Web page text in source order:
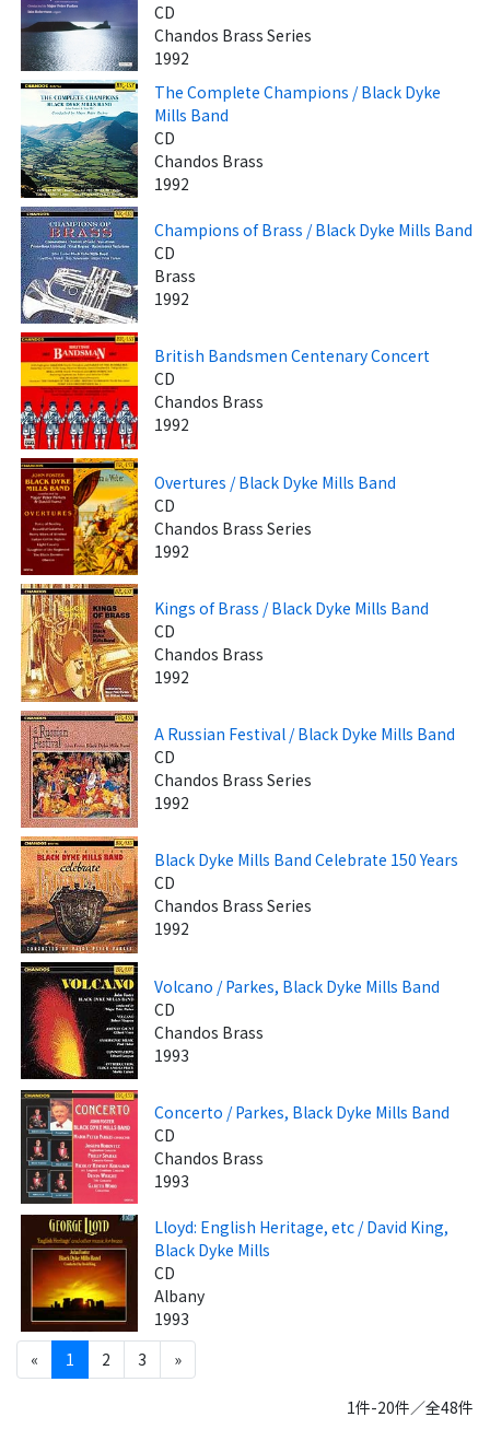
CD
Chandos Brass Series
1992
The Complete Champions / Black Dyke
Mills Band
CD
Chandos Brass
1992
Champions of Brass / Black Dyke Mills Band
CD
Brass
1992
British Bandsmen Centenary Concert
CD
Chandos Brass
1992
Overtures / Black Dyke Mills Band
CD
Chandos Brass Series
1992
Kings of Brass / Black Dyke Mills Band
CD
Chandos Brass
1992
A Russian Festival / Black Dyke Mills Band
CD
Chandos Brass Series
1992
Black Dyke Mills Band Celebrate 150 Years
CD
Chandos Brass Series
1992
Volcano / Parkes, Black Dyke Mills Band
CD
Chandos Brass
1993
Concerto / Parkes, Black Dyke Mills Band
CD
Chandos Brass
1993
Lloyd: English Heritage, etc / David King,
Black Dyke Mills
CD
Albany
1993
«
1 2 3 »
1件-20件／全48件